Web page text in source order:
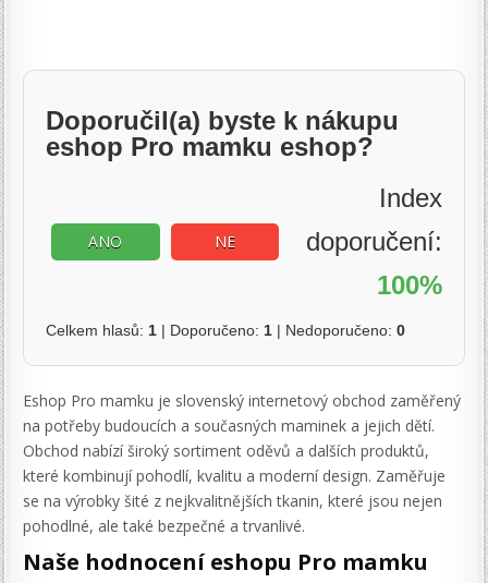
Doporučil(a) byste k nákupu
eshop Pro mamku eshop?
ANO NE
Index
doporučení:
100%
Celkem hlasů: 1 | Doporučeno: 1 | Nedoporučeno:0
Eshop Pro mamku je slovenský internetový obchod zaměřený
na potřeby budoucích a současných maminek a jejich dětí.
Obchod nabízí široký sortiment oděvů a dalších produktů,
které kombinují pohodlí, kvalitu a moderní design. Zaměřuje
se na výrobky šité z nejkvalitnějších tkanin, které jsou nejen
pohodlné, ale také bezpečné a trvanlivé.
Naše hodnocení eshopu Pro mamku